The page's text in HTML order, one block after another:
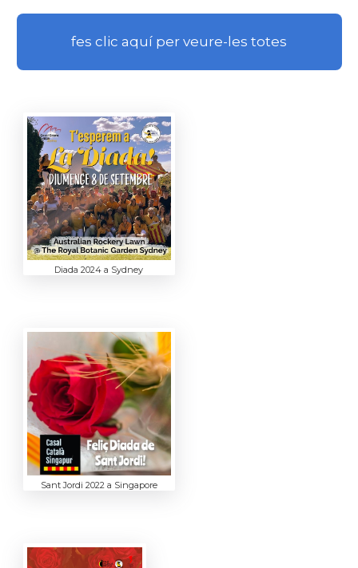
fes clic aquí per veure-les totes
Diada 2024 a Sydney
Sant Jordi 2022 a Singapore